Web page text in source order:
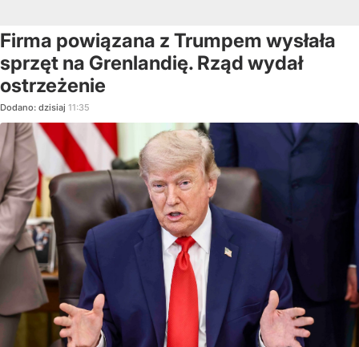
Firma powiązana z Trumpem wysłała
sprzęt na Grenlandię. Rząd wydał
ostrzeżenie
Dodano: dzisiaj 11:35